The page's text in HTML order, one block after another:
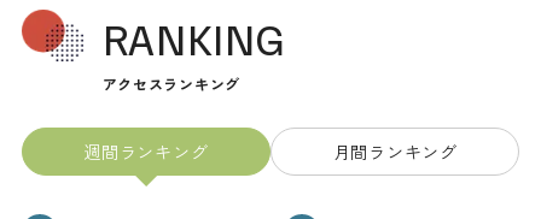
RANKING
アクセスランキング
週間ランキング 月間ランキング